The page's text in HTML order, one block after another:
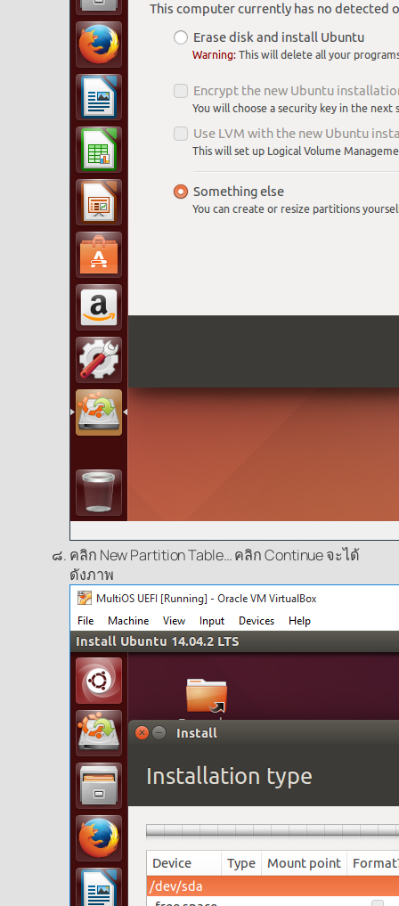
คลิก New Partition Table… คลิก Continue จะได้
ดังภาพ